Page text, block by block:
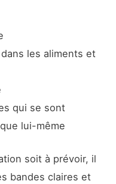
les aliments et
qui se sont
lui-même
soit à prévoir, il
bandes claires et